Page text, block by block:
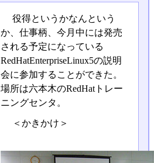
役得というかなんという
か、仕事柄、今月中には発売
される予定になっている
RedHatEnterpriseLinux5の説明
会に参加することができた。
場所は六本木のRedHatトレー
ニングセンタ。
＜かきかけ＞